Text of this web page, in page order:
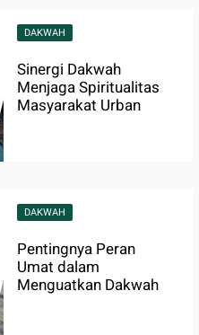
DAKWAH
Sinergi Dakwah
Menjaga Spiritualitas
Masyarakat Urban
DAKWAH
Pentingnya Peran
Umat dalam
Menguatkan Dakwah